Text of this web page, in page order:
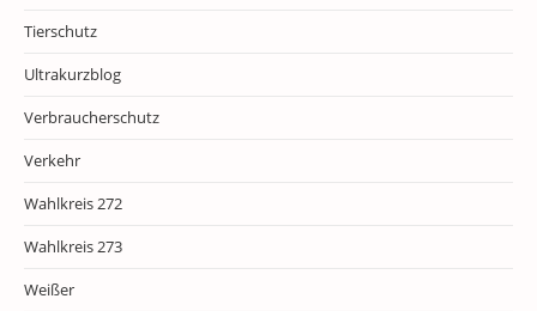
Tierschutz
Ultrakurzblog
Verbraucherschutz
Verkehr
Wahlkreis 272
Wahlkreis 273
Weißer